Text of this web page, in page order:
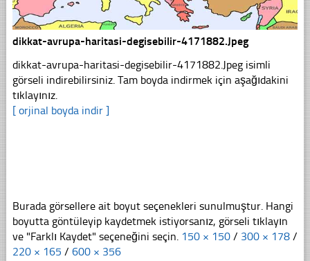
dikkat-avrupa-haritasi-degisebilir-4171882.Jpeg
dikkat-avrupa-haritasi-degisebilir-4171882.Jpeg isimli
görseli indirebilirsiniz. Tam boyda indirmek için aşağıdakini
tıklayınız.
[ orjinal boyda indir ]
Burada görsellere ait boyut seçenekleri sunulmuştur. Hangi
boyutta göntüleyip kaydetmek istiyorsanız, görseli tıklayın
ve "Farklı Kaydet" seçeneğini seçin. 150 × 150 / 300 × 178 /
220 × 165 / 600 × 356